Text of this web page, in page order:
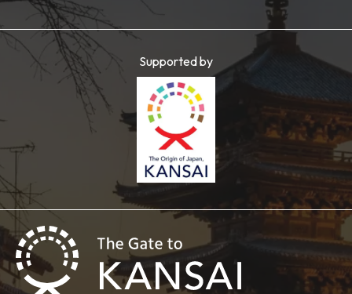
Supported by